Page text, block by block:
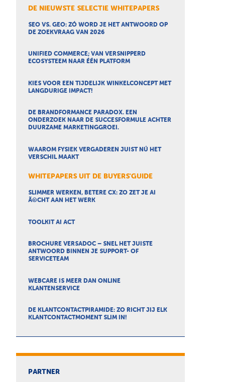
DE NIEUWSTE SELECTIE WHITEPAPERS
SEO VS. GEO: ZÓ WORD JE HET ANTWOORD OP
DE ZOEKVRAAG VAN 2026
UNIFIED COMMERCE; VAN VERSNIPPERD
ECOSYSTEEM NAAR ÉÉN PLATFORM
KIES VOOR EEN TIJDELIJK WINKELCONCEPT MET
LANGDURIGE IMPACT!
DE BRANDFORMANCE PARADOX. EEN
ONDERZOEK NAAR DE SUCCESFORMULE ACHTER
DUURZAME MARKETINGGROEI.
WAAROM FYSIEK VERGADEREN JUIST NÚ HET
VERSCHIL MAAKT
WHITEPAPERS UIT DE BUYERS'GUIDE
SLIMMER WERKEN, BETERE CX: ZO ZET JE AI
Ã©CHT AAN HET WERK
TOOLKIT AI ACT
BROCHURE VERSADOC – SNEL HET JUISTE
ANTWOORD BINNEN JE SUPPORT- OF
SERVICETEAM
WEBCARE IS MEER DAN ONLINE
KLANTENSERVICE
DE KLANTCONTACTPIRAMIDE: ZO RICHT JIJ ELK
KLANTCONTACTMOMENT SLIM IN!
PARTNER